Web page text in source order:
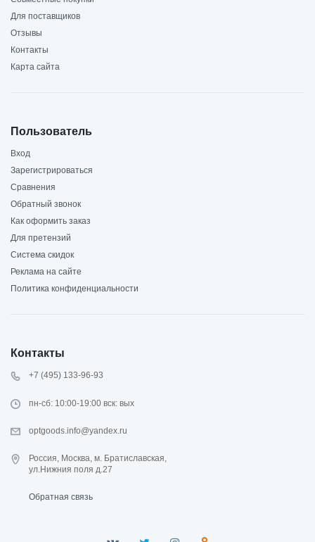
Для поставщиков
Отзывы
Контакты
Карта сайта
Пользователь
Вход
Зарегистрироваться
Сравнения
Обратный звонок
Как оформить заказ
Для претензий
Система скидок
Реклама на сайте
Политика конфиденциальности
Контакты
+7 (495) 133-96-93
пн-сб: 10:00-19:00 вск: вых
optgoods.info@yandex.ru
Россия, Москва, м. Братиславская,
ул.Нижния поля д.27
Обратная связь